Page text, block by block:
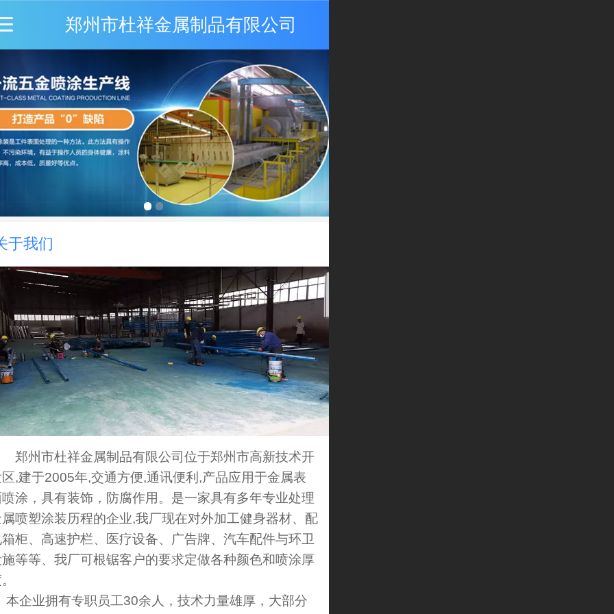
郑州市杜祥金属制品有限公司
于我们
州市杜祥金属制品有限公司位于郑州市高新技术开
,建于2005年,交通方便,通讯便利,产品应用于金属表
涂，具有装饰，防腐作用。是一家具有多年专业处理
喷塑涂装历程的企业,我厂现在对外加工健身器材、配
柜、高速护栏、医疗设备、广告牌、汽车配件与环卫
等等、我厂可根锯客户的要求定做各种颜色和喷涂厚
企业拥有专职员工30余人，技术力量雄厚，大部分